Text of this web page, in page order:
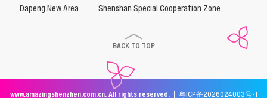
Dapeng New Area
Shenshan Special Cooperation Zone
BACK TO TOP
www.amazingshenzhen.com.cn. All rights reserved. | 粤ICP备2026024003号-1